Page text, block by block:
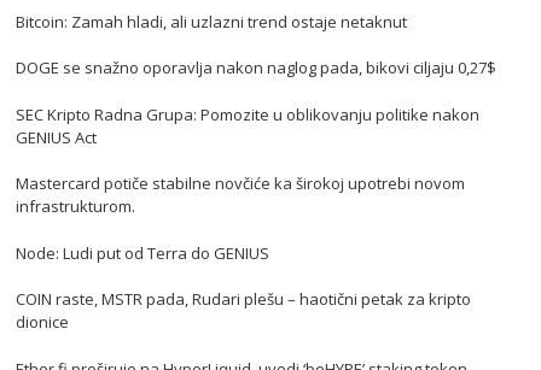
Bitcoin: Zamah hladi, ali uzlazni trend ostaje netaknut
DOGE se snažno oporavlja nakon naglog pada, bikovi ciljaju 0,27$
SEC Kripto Radna Grupa: Pomozite u oblikovanju politike nakon
GENIUS Act
Mastercard potiče stabilne novčiće ka širokoj upotrebi novom
infrastrukturom.
Node: Ludi put od Terra do GENIUS
COIN raste, MSTR pada, Rudari plešu – haotični petak za kripto
dionice